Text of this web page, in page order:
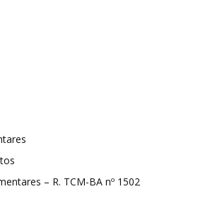
– R. TCM-BA nº 1502